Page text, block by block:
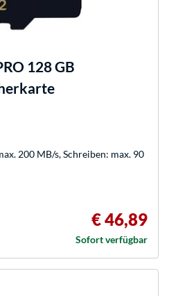
128 GB
200 MB/s, Schreiben: max. 90
€ 46,89
Sofort verfügbar